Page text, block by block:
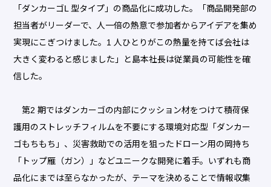
「ダンカーゴL 型タイプ」の商品化に成功した。「商品開発部の
担当者がリーダーで、人一倍の熱意で参加者からアイデアを集め
実現にこぎつけました。1 人ひとりがこの熱量を持てば会社は
大きく変わると感じました」と島本社長は従業員の可能性を確
信した。
第2 期ではダンカーゴの内部にクッション材をつけて積荷保
護用のストレッチフィルムを不要にする環境対応型「ダンカー
ゴもちもち」、災害救助での活用を狙ったドローン用の岡持ち
「トップ雁（ガン）」などユニークな開発に着手。いずれも商
品化にまでは至らなかったが、テーマを決めることで情報収集